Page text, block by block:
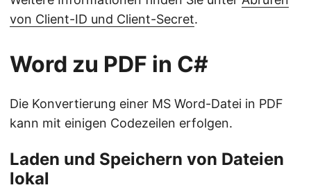
von Client-ID und Client-Secret.
Word zu PDF in C#
Die Konvertierung einer MS Word-Datei in PDF
kann mit einigen Codezeilen erfolgen.
Laden und Speichern von Dateien
lokal